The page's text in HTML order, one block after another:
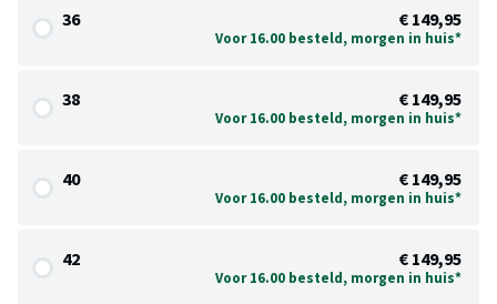
36 € 149,95
Voor 16.00 besteld, morgen in huis*
38 € 149,95
Voor 16.00 besteld, morgen in huis*
40 € 149,95
Voor 16.00 besteld, morgen in huis*
42 € 149,95
Voor 16.00 besteld, morgen in huis*